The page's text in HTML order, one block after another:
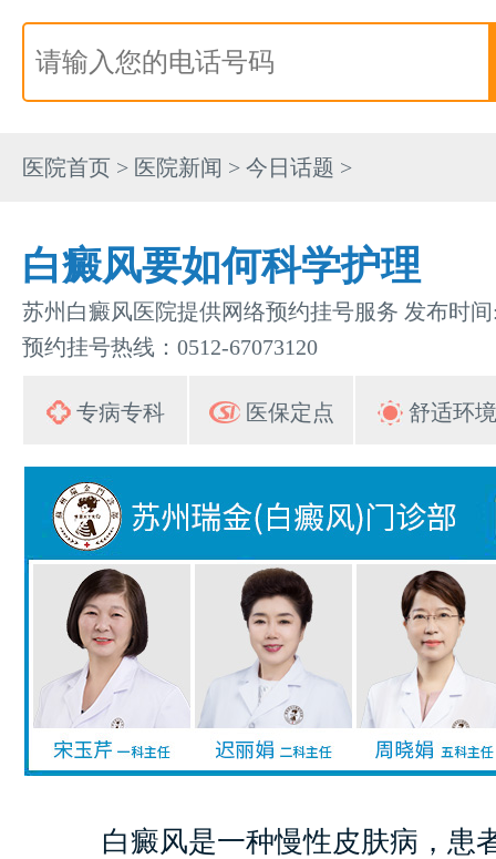
医院首页 > 医院新闻 > 今日话题 >
白癜风要如何科学护理
苏州白癜风医院提供网络预约挂号服务 发布时间
预约挂号热线：0512-67073120
专病专科 医保定点 舒适环境
白癜风是一种慢性皮肤病，患